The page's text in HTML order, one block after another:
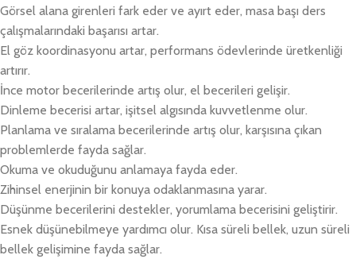
Görsel alana girenleri fark eder ve ayırt eder, masa başı ders
çalışmalarındaki başarısı artar.
El göz koordinasyonu artar, performans ödevlerinde üretkenliği
artırır.
İnce motor becerilerinde artış olur, el becerileri gelişir.
Dinleme becerisi artar, işitsel algısında kuvvetlenme olur.
Planlama ve sıralama becerilerinde artış olur, karşısına çıkan
problemlerde fayda sağlar.
Okuma ve okuduğunu anlamaya fayda eder.
Zihinsel enerjinin bir konuya odaklanmasına yarar.
Düşünme becerilerini destekler, yorumlama becerisini geliştirir.
Esnek düşünebilmeye yardımcı olur. Kısa süreli bellek, uzun süreli
bellek gelişimine fayda sağlar.